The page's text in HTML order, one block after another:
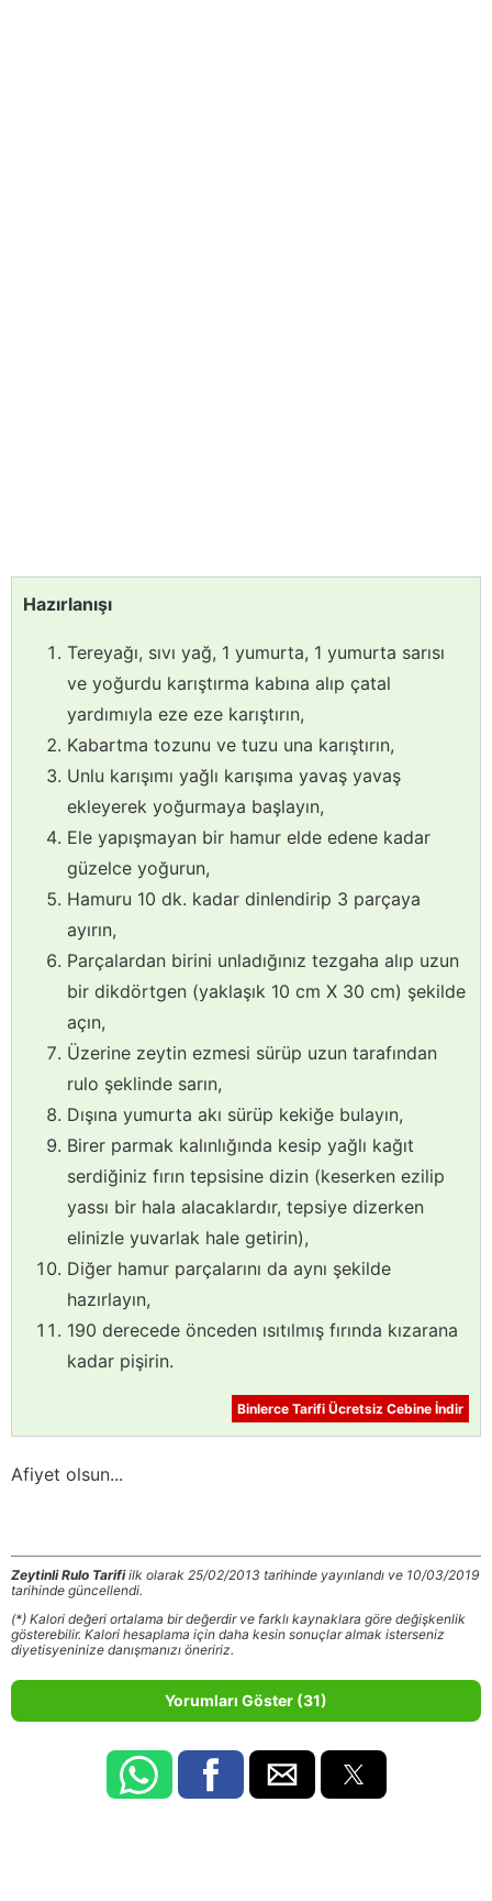
Hazırlanışı
Tereyağı, sıvı yağ, 1 yumurta, 1 yumurta sarısı
ve yoğurdu karıştırma kabına alıp çatal
yardımıyla eze eze karıştırın,
Kabartma tozunu ve tuzu una karıştırın,
Unlu karışımı yağlı karışıma yavaş yavaş
ekleyerek yoğurmaya başlayın,
Ele yapışmayan bir hamur elde edene kadar
güzelce yoğurun,
Hamuru 10 dk. kadar dinlendirip 3 parçaya
ayırın,
Parçalardan birini unladığınız tezgaha alıp uzun
bir dikdörtgen (yaklaşık 10 cm X 30 cm) şekilde
açın,
Üzerine zeytin ezmesi sürüp uzun tarafından
rulo şeklinde sarın,
Dışına yumurta akı sürüp kekiğe bulayın,
Birer parmak kalınlığında kesip yağlı kağıt
serdiğiniz fırın tepsisine dizin (keserken ezilip
yassı bir hala alacaklardır, tepsiye dizerken
elinizle yuvarlak hale getirin),
Diğer hamur parçalarını da aynı şekilde
hazırlayın,
190 derecede önceden ısıtılmış fırında kızarana
kadar pişirin.
Binlerce Tarifi Ücretsiz Cebine İndir
Afiyet olsun...
Zeytinli Rulo Tarifiilk olarak 25/02/2013 tarihinde yayınlandı ve 10/03/2019
tarihinde güncellendi.
(*) Kalori değeri ortalama bir değerdir ve farklı kaynaklara göre değişkenlik
gösterebilir. Kalori hesaplama için daha kesin sonuçlar almak isterseniz
diyetisyeninize danışmanızı öneririz.
Yorumları Göster (31)